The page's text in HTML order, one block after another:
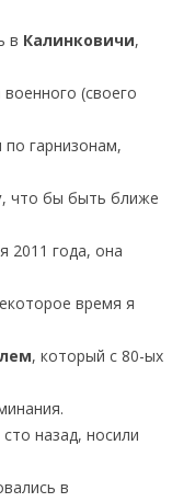
в Калинковичи,
(своего
по гарнизонам,
, что бы быть ближе
2011 года, она
время я
, который с 80-ых
назад, носили
в